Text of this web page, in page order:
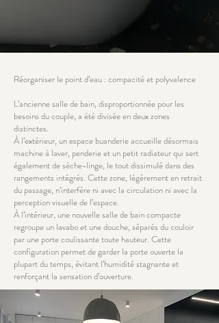
Réorganiser le point d’eau : compacité et polyvalence
L’ancienne salle de bain, disproportionnée pour les
besoins du couple, a été divisée en deux zones
distinctes.
À l’extérieur, un espace buanderie accueille désormais
machine à laver, penderie et un petit radiateur qui sert
également de sèche-linge, le tout dissimulé dans des
rangements intégrés. Cette zone, légèrement en retrait
du passage, n’interfère ni avec la circulation ni avec la
perception visuelle de l’espace.
À l’intérieur, une nouvelle salle de bain compacte
regroupe un lavabo et une douche, séparés du couloir
par une porte coulissante toute hauteur. Cette
configuration permet de garder la porte ouverte la
plupart du temps, évitant l’humidité stagnante et
renforçant la sensation d’ouverture.